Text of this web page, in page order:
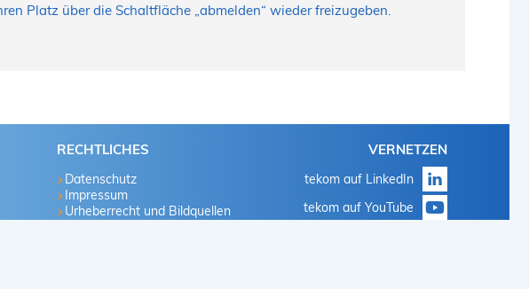
Platz über die Schaltfläche „abmelden“ wieder freizugeben.
RECHTLICHES
Datenschutz
Impressum
Urheberrecht und Bildquellen
VERNETZEN
tekom auf LinkedIn
tekom auf YouTube